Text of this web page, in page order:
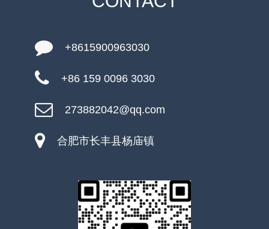
+8615900963030
+86 159 0096 3030
273882042@qq.com
合肥市长丰县杨庙镇